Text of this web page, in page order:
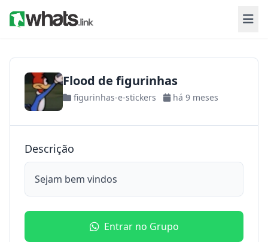
Flood de figurinhas
figurinhas-e-stickers há 9 meses
Descrição
Sejam bem vindos
Entrar no Grupo